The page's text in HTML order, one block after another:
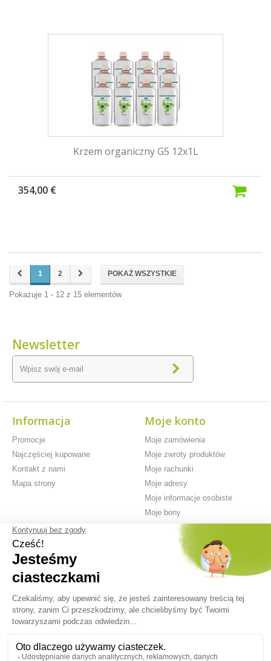
Krzem organiczny G5 12x1L
354,00 €
POKAŻ WSZYSTKIE
1 2
Pokazuje 1 - 12 z 15 elementów
Newsletter
Informacja
Promocje
Najczęściej kupowane
Kontakt z nami
Mapa strony
Moje konto
Moje zamówienia
Moje zwroty produktów
Moje rachunki
Moje adresy
Moje informacje osobiste
Moje bony
Płatność
zabezpieczona w
100%
Sprzedaż
internetowa od
1998 roku
© 2026 All right reserved BIOTICAS | E-commerce software PrestaShop™